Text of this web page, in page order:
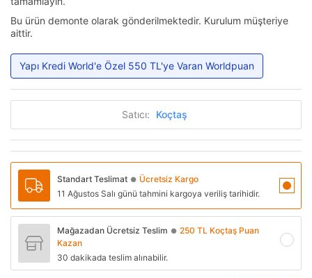
Bu ürün demonte olarak gönderilmektedir. Kurulum müşteriye
aittir.
Yapı Kredi World'e Özel 550 TL'ye Varan Worldpuan
Satıcı: Koçtaş
Standart Teslimat ● Ücretsiz Kargo
11 Ağustos Salı günü tahmini kargoya veriliş tarihidir.
Mağazadan Ücretsiz Teslim ● 250 TL Koçtaş Puan
Kazan
30 dakikada teslim alınabilir.